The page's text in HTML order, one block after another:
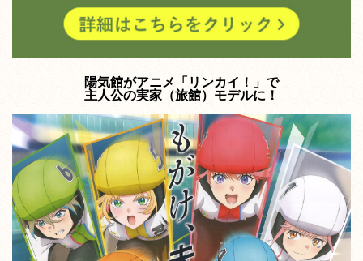
陽気館がアニメ「リンカイ！」で
主人公の実家（旅館）モデルに！